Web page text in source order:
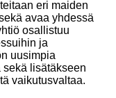
eri maiden
avaa yhdessä
osallistuu
ja
uusimpia
lisätäkseen
vaikutusvaltaa.